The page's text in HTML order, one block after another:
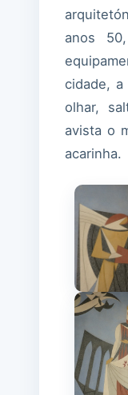
anos
cidade,
olhar,
avista o
acarinha.